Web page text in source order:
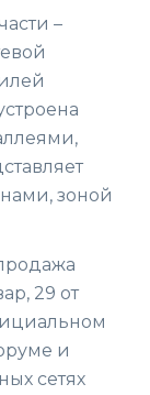
–
зоной
29 от
и
сетях